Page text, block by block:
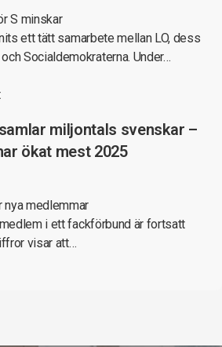
S minskar
ett tätt samarbete mellan LO, dess
Socialdemokraterna. Under…
miljontals svenskar –
ökat mest 2025
nya medlemmar
i ett fackförbund är fortsatt
visar att…